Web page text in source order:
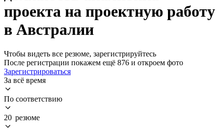
проекта на проектную работу
в Австралии
Чтобы видеть все резюме, зарегистрируйтесь
После регистрации покажем ещё 876 и откроем фото
Зарегистрироваться
За всё время
По соответствию
20 резюме